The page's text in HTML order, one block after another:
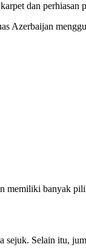
dan
Azerbaijan
banyak
Selain itu,